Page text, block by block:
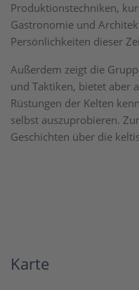
Produktionstechniken,
Gastronomie und
Persönlichkeiten dieser
Außerdem zeigt die
und Taktiken, bietet aber
Rüstungen der Kelten
selbst auszuprobieren.
Geschichten über die
Karte